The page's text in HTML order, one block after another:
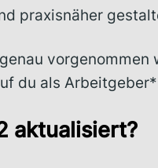
praxisnäher
vorgenommen
du als
aktualisiert?